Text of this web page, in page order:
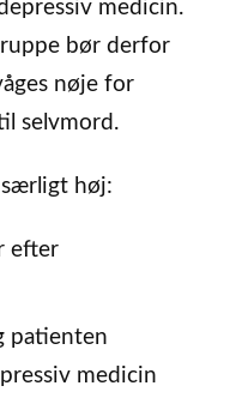
medicin.
bør derfor
nøje for
selvmord.
særligt høj:
efter
patienten
medicin